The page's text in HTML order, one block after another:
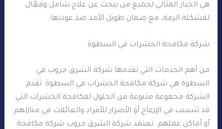
هي الخيار المثالي لجميع من يبحث عن علاج شامل وفعّال
لمشكلة الرمة، مع ضمان طويل الأمد ضد عودتها.
شركة مكافحة الحشرات في السطوة
من أهم الخدمات التي تقدمها شركة الشرق جروب في
السطوة هي شركة مكافحة الحشرات في السطوة. تقدم
الشركة مجموعة متنوعة من الحلول لمكافحة الحشرات التي
قد تتسبب في الإزعاج أو الأضرار للأفراد والعائلات في منازلهم
أو أماكن عملهم. تعتمد شركة الشرق جروب شركة مكافحة